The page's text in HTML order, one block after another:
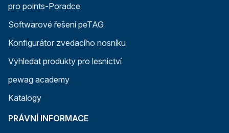
pro points-Poradce
Softwarové řešení peTAG
Konfigurátor zvedacího nosníku
Vyhledat produkty pro lesnictví
pewag academy
Katalogy
PRÁVNÍ INFORMACE